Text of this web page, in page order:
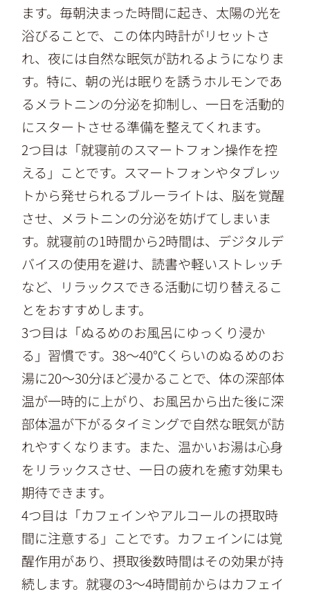
ます。毎朝決まった時間に起き、太陽の光を
浴びることで、この体内時計がリセットさ
れ、夜には自然な眠気が訪れるようになりま
す。特に、朝の光は眠りを誘うホルモンであ
るメラトニンの分泌を抑制し、一日を活動的
にスタートさせる準備を整えてくれます。
2つ目は「就寝前のスマートフォン操作を控
える」ことです。スマートフォンやタブレッ
トから発せられるブルーライトは、脳を覚醒
させ、メラトニンの分泌を妨げてしまいま
す。就寝前の1時間から2時間は、デジタルデ
バイスの使用を避け、読書や軽いストレッチ
など、リラックスできる活動に切り替えるこ
とをおすすめします。
3つ目は「ぬるめのお風呂にゆっくり浸か
る」習慣です。38～40℃くらいのぬるめのお
湯に20～30分ほど浸かることで、体の深部体
温が一時的に上がり、お風呂から出た後に深
部体温が下がるタイミングで自然な眠気が訪
れやすくなります。また、温かいお湯は心身
をリラックスさせ、一日の疲れを癒す効果も
期待できます。
4つ目は「カフェインやアルコールの摂取時
間に注意する」ことです。カフェインには覚
醒作用があり、摂取後数時間はその効果が持
続します。就寝の3～4時間前からはカフェイ